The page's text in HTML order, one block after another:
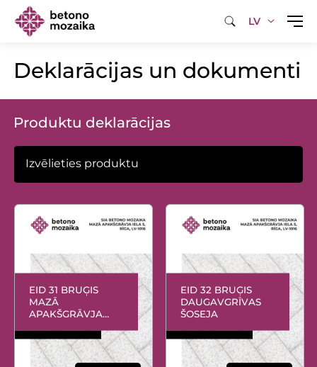
LV
Deklarācijas un dokumenti
Produktu deklarācijas
EID 31 BRUĢIS
MAZĀ
APAKŠGRĀVJA
EID 32 BRUĢIS
DAUGAVGRĪVAS
ŠOSEJA